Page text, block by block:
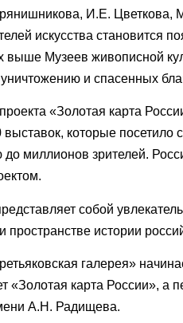
И.Е. Цветкова,
искусства становится
выше Музеев живописной
и спасенных
«Золотая карта
которые
миллионов зрителей.
собой
истории
галерея»
«Золотая карта России», а
А.Н. Радищева.